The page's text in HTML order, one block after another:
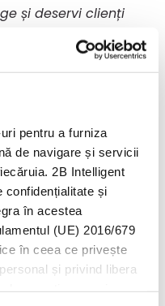
pentru a furniza
de navigare și servicii
2B Intelligent
confidențialitate și
în acestea
(UE) 2016/679
în ceea ce privește
și privind libera
și deservi clienți
al cerințelor,
creșteri continue și
punct de vedere al
Bento de a lista
de noi
echipa Bento va ști
în beneficiul
și al
Roșca.
încheiat în data de 26
aproape 900.000 de